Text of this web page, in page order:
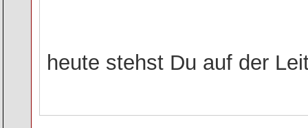
heute stehst Du auf der